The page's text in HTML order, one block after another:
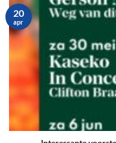
20
apr